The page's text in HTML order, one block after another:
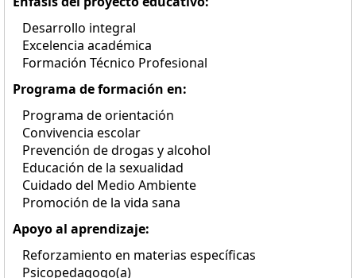
Desarrollo integral
Excelencia académica
Formación Técnico Profesional
Programa de formación en:
Programa de orientación
Convivencia escolar
Prevención de drogas y alcohol
Educación de la sexualidad
Cuidado del Medio Ambiente
Promoción de la vida sana
Apoyo al aprendizaje:
Reforzamiento en materias específicas
Psicopedagogo(a)